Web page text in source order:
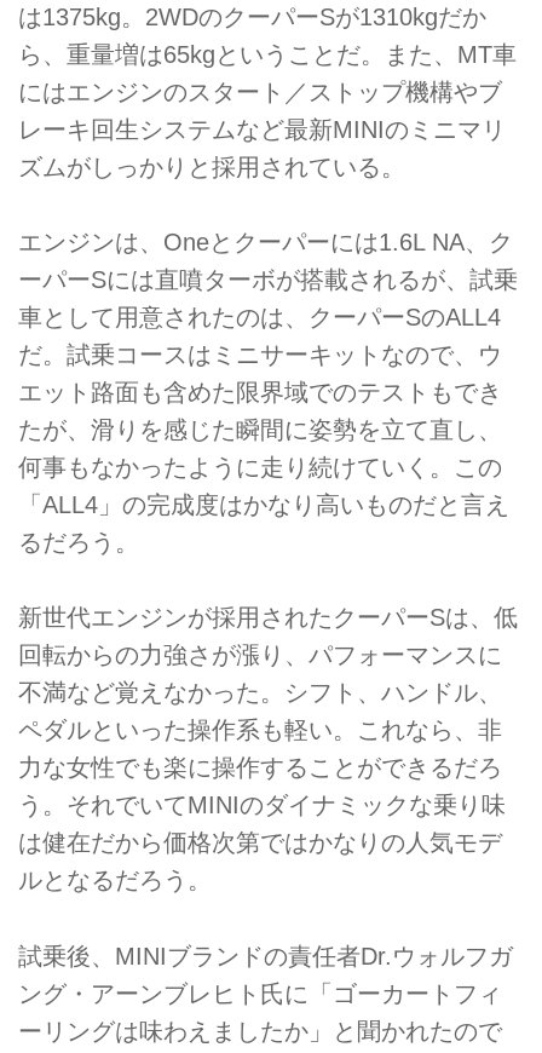
は1375kg。2WDのクーパーSが1310kgだか
ら、重量増は65kgということだ。また、MT車
にはエンジンのスタート／ストップ機構やブ
レーキ回生システムなど最新MINIのミニマリ
ズムがしっかりと採用されている。
エンジンは、Oneとクーパーには1.6L NA、ク
ーパーSには直噴ターボが搭載されるが、試乗
車として用意されたのは、クーパーSのALL4
だ。試乗コースはミニサーキットなので、ウ
エット路面も含めた限界域でのテストもでき
たが、滑りを感じた瞬間に姿勢を立て直し、
何事もなかったように走り続けていく。この
「ALL4」の完成度はかなり高いものだと言え
るだろう。
新世代エンジンが採用されたクーパーSは、低
回転からの力強さが漲り、パフォーマンスに
不満など覚えなかった。シフト、ハンドル、
ペダルといった操作系も軽い。これなら、非
力な女性でも楽に操作することができるだろ
う。それでいてMINIのダイナミックな乗り味
は健在だから価格次第ではかなりの人気モデ
ルとなるだろう。
試乗後、MINIブランドの責任者Dr.ウォルフガ
ング・アーンブレヒト氏に「ゴーカートフィ
ーリングは味わえましたか」と聞かれたので